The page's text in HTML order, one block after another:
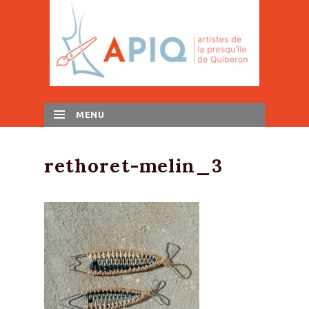
MENU
rethoret-melin_3